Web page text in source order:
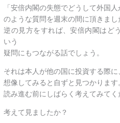
「安倍内閣の失態でどうして外国
のような質問を週末の間に頂きまし
逆の見方をすれば、安倍内閣はど
いう
疑問にもつながる話でしょう。
それは本人が他の国に投資する際
想像してみると自ずと見つかります
読み進む前にしばらく考えてみてく
考えて見ましたか？